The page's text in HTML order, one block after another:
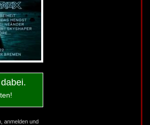
anmelden und